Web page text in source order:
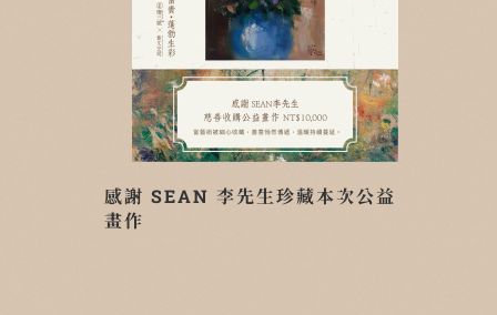
感謝 SEAN 李先生珍藏本次公益
畫作